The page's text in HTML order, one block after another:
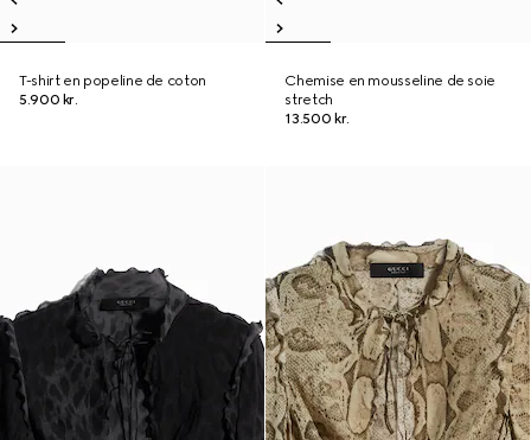
T-shirt en popeline de coton
5.900 kr.
Chemise en mousseline de soie
stretch
13.500 kr.